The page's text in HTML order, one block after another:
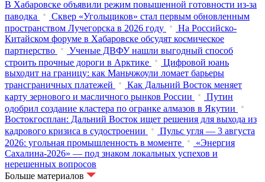
В Хабаровске объявили режим повышенной готовности из‑за
паводка
Сквер «Угольщиков» стал первым обновленным
пространством Лучегорска в 2026 году
На Российско-
Китайском форуме в Хабаровске обсудят космическое
партнерство
Ученые ДВФУ нашли выгодный способ
строить прочные дороги в Арктике
Цифровой юань
выходит на границу: как Маньчжоули ломает барьеры
трансграничных платежей
Как Дальний Восток меняет
карту зернового и масличного рынков России
Путин
одобрил создание кластера по огранке алмазов в Якутии
Востокгосплан: Дальний Восток ищет решения для выхода из
кадрового кризиса в судостроении
Пульс угля — 3 августа
2026: угольная промышленность в моменте
«Энергия
Сахалина-2026» — под знаком локальных успехов и
нерешенных вопросов
Больше материалов